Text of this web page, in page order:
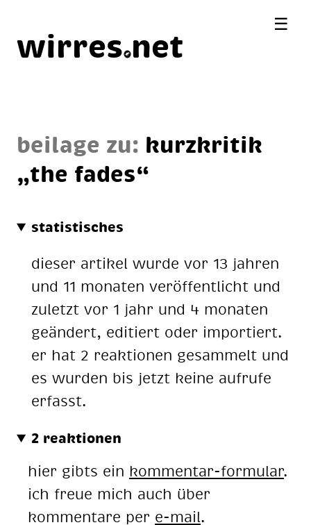
wirres net
beilage zu: kurz­kri­tik
„the fa­des“
statistisches
dieser artikel wurde vor 13 jahren
und 11 monaten veröffentlicht und
zuletzt vor 1 jahr und 4 monaten
geändert, editiert oder importiert.
er hat 2 reaktionen gesammelt und
es wurden bis jetzt keine aufrufe
erfasst.
2 reaktionen
hier gibts ein kommentar-formular.
ich freue mich auch über
kommentare per e-mail.
☰